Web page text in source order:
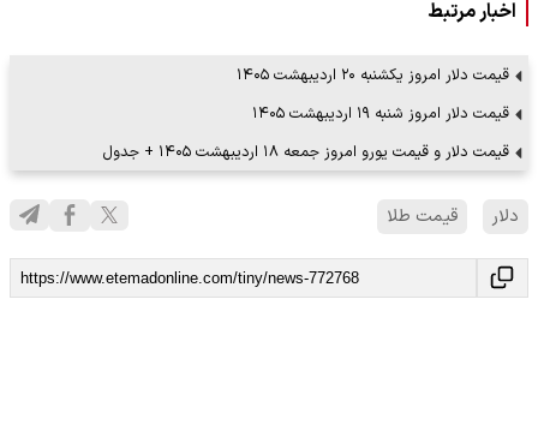
اخبار مرتبط
قیمت دلار امروز یکشنبه ۲۰ اردیبهشت ۱۴۰۵
قیمت دلار امروز شنبه ۱۹ اردیبهشت ۱۴۰۵
قیمت دلار و قیمت یورو امروز جمعه ۱۸ اردیبهشت ۱۴۰۵ + جدول
دلار قيمت طلا